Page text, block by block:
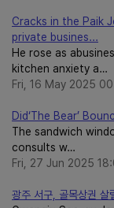
Cracks in the Paik
private busines...
He rose as
kitchen anxiety a…
Fri, 16 May 2025
Did‘The Bear’
The sandwich
consults w…
Fri, 27 Jun 2025
광주 서구, 골목상권 살